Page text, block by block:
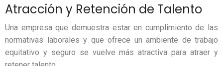
Atracción y Retención de Talento
Una empresa que demuestra estar en cumplimiento de las
normativas laborales y que ofrece un ambiente de trabajo
equitativo y seguro se vuelve más atractiva para atraer y